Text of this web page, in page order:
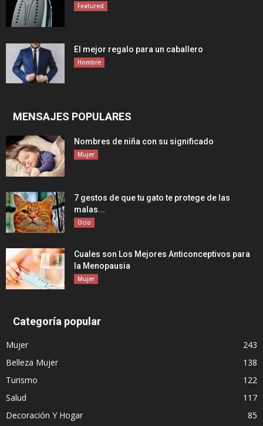
Featured
El mejor regalo para un caballero
Hombre
MENSAJES POPULARES
Nombres de niña con su significado
Mujer
7 gestos de que tu gato te protege de las
malas...
Ocio
Cuales son Los Mejores Anticonceptivos para
la Menopausia
Mujer
Categoría popular
Mujer
243
Belleza Mujer
138
Turismo
122
Salud
117
Decoración Y Hogar
85